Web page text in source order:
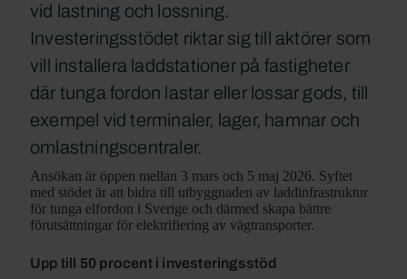
vid lastning och lossning.
Investeringsstödet riktar sig till aktörer som
vill installera laddstationer på fastigheter
där tunga fordon lastar eller lossar gods, till
exempel vid terminaler, lager, hamnar och
omlastningscentraler.
Ansökan är öppen mellan 3 mars och 5 maj 2026. Syftet
med stödet är att bidra till utbyggnaden av laddinfrastruktur
för tunga elfordon i Sverige och därmed skapa bättre
förutsättningar för elektrifiering av vägtransporter.
Upp till 50 procent i investeringsstöd